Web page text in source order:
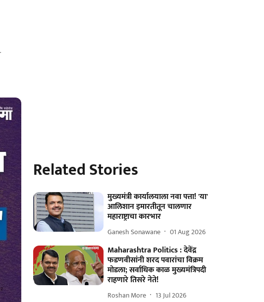
Related Stories
मुख्यमंत्री कार्यालयाला नवा पत्ता! 'या'
आलिशान इमारतीतून चालणार
महाराष्ट्राचा कारभार
Ganesh Sonawane 01 Aug 2026
Maharashtra Politics : देवेंद्र
फडणवीसांनी शरद पवारांचा विक्रम
मोडला; सर्वाधिक काळ मुख्यमंत्रिपदी
राहणारे तिसरे नेते!
Roshan More 13 Jul 2026